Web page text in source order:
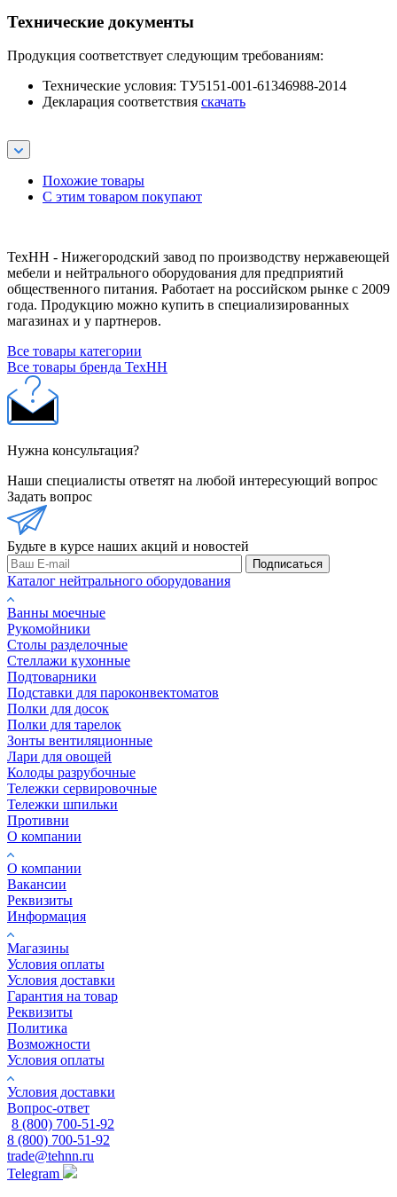
Технические документы
Продукция соответствует следующим требованиям:
Технические условия: ТУ5151-001-61346988-2014
Декларация соответствия скачать
Похожие товары
С этим товаром покупают
ТехНН - Нижегородский завод по производству нержавеющей
мебели и нейтрального оборудования для предприятий
общественного питания. Работает на российском рынке с 2009
года. Продукцию можно купить в специализированных
магазинах и у партнеров.
Все товары категории
Все товары бренда ТехНН
Нужна консультация?
Наши специалисты ответят на любой интересующий вопрос
Задать вопрос
Будьте в курсе наших акций и новостей
Подписаться
Каталог нейтрального оборудования
Ванны моечные
Рукомойники
Столы разделочные
Стеллажи кухонные
Подтоварники
Подставки для пароконвектоматов
Полки для досок
Полки для тарелок
Зонты вентиляционные
Лари для овощей
Колоды разрубочные
Тележки сервировочные
Тележки шпильки
Противни
О компании
О компании
Вакансии
Реквизиты
Информация
Магазины
Условия оплаты
Условия доставки
Гарантия на товар
Реквизиты
Политика
Возможности
Условия оплаты
Условия доставки
Вопрос-ответ
8 (800) 700-51-92
8 (800) 700-51-92
trade@tehnn.ru
Telegram